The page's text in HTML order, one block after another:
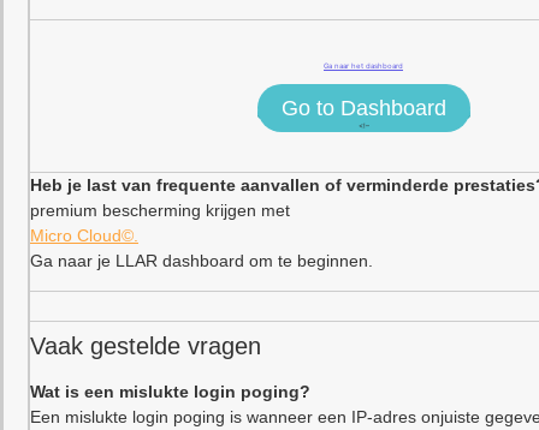
Ga naar het dashboard
Go to Dashboard
<!–
Heb je last van frequente aanvallen of verminderde
premium bescherming krijgen met
Micro Cloud©.
Ga naar je LLAR dashboard om te beginnen.
Vaak gestelde vragen
Wat is een mislukte login poging?
Een mislukte login poging is wanneer een IP-adres onjuiste